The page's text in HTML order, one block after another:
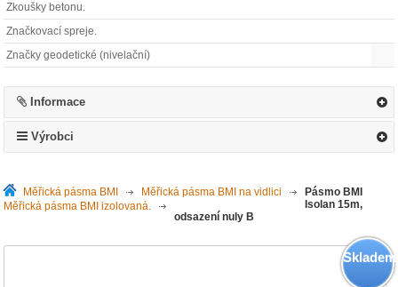
Zkoušky betonu.
Značkovací spreje.
Značky geodetické (nivelační)
Informace
Výrobci
Měřická pásma BMI >Měřická pásma BMI na vidlici
>
Měřická pásma BMI izolovaná.
Pásmo BMI
Isolan 15m,
odsazení nuly B
Skladem